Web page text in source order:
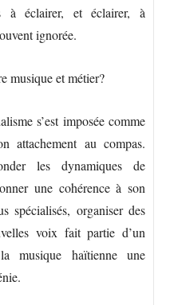
à éclairer, et éclairer, à
ignorée.
musique et métier?
s’est imposée comme
attachement au compas.
les dynamiques de
une cohérence à son
spécialisés, organiser des
voix fait partie d’un
musique haïtienne une